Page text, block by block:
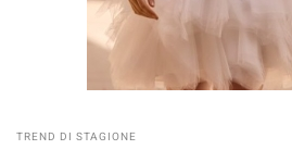
TREND DI STAGIONE